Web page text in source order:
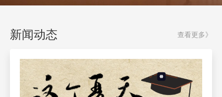
新闻动态 查看更多》